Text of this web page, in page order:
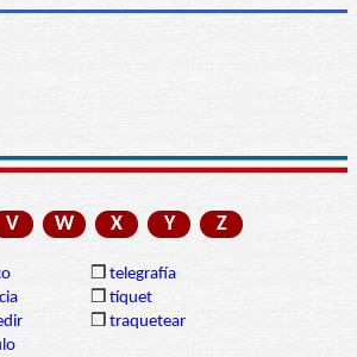
V W X Y Z
❒ telegrafía
❒ tíquet
❒ traquetear